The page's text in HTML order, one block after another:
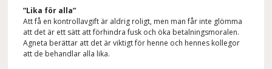
”Lika för alla”
Att få en kontrollavgift är aldrig roligt, men man får inte glömma
att det är ett sätt att förhindra fusk och öka betalningsmoralen.
Agneta berättar att det är viktigt för henne och hennes kollegor
att de behandlar alla lika.